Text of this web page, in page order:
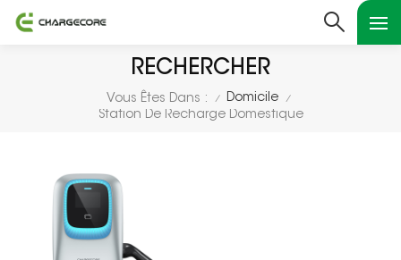
RECHERCHER
Vous Êtes Dans : / Domicile /
Station De Recharge Domestique